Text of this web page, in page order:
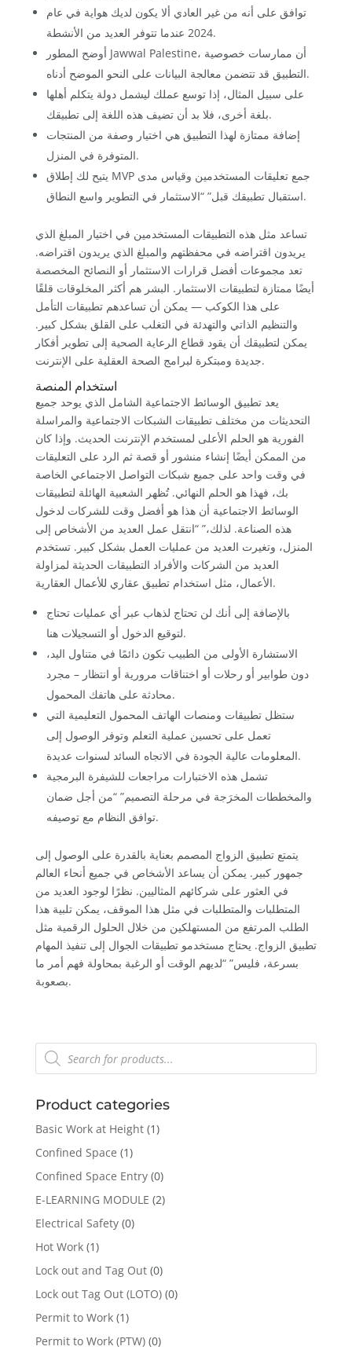
توافق على أنه من غير العادي ألا يكون لديك هواية في عام
2024 عندما تتوفر العديد من الأنشطة.
أوضح المطور Jawwal Palestine، أن ممارسات خصوصية
التطبيق قد تتضمن معالجة البيانات على النحو الموضح أدناه.
على سبيل المثال، إذا توسع عملك ليشمل دولة يتكلم أهلها
بلغة أخرى، فلا بد أن تضيف هذه اللغة إلى تطبيقك.
إضافة ممتازة لهذا التطبيق هي اختيار وصفة من المنتجات
المتوفرة في المنزل.
يتيح لك إطلاق MVP جمع تعليقات المستخدمين وقياس مدى
استقبال تطبيقك قبل” “الاستثمار في التطوير واسع النطاق.
تساعد مثل هذه التطبيقات المستخدمين في اختيار المبلغ الذي
يريدون اقتراضه في محفظتهم والمبلغ الذي يريدون اقتراضه.
تعد مجموعات أفضل قرارات الاستثمار أو النصائح المخصصة
أيضًا ممتازة لتطبيقات الاستثمار. البشر هم أكثر المخلوقات قلقًا
على هذا الكوكب — يمكن أن تساعدهم تطبيقات التأمل
والتنظيم الذاتي والتهدئة في التغلب على القلق بشكل كبير.
يمكن لتطبيقك أن يقود قطاع الرعاية الصحية إلى تطوير أفكار
جديدة ومبتكرة لبرامج الصحة العقلية على الإنترنت.
استخدام المنصة
يعد تطبيق الوسائط الاجتماعية الشامل الذي يوحد جميع
التحديثات من مختلف تطبيقات الشبكات الاجتماعية والمراسلة
الفورية هو الحلم الأعلى لمستخدم الإنترنت الحديث. وإذا كان
من الممكن أيضًا إنشاء منشور أو قصة ثم الرد على التعليقات
في وقت واحد على جميع شبكات التواصل الاجتماعي الخاصة
بك، فهذا هو الحلم النهائي. تُظهر الشعبية الهائلة لتطبيقات
الوسائط الاجتماعية أن هذا هو أفضل وقت للشركات لدخول
هذه الصناعة. لذلك،” “انتقل عمل العديد من الأشخاص إلى
المنزل، وتغيرت العديد من عمليات العمل بشكل كبير. تستخدم
العديد من الشركات والأفراد التطبيقات الحديثة لمزاولة
الأعمال، مثل استخدام تطبيق عقاري للأعمال العقارية.
بالإضافة إلى أنك لن تحتاج لذهاب عبر أي عمليات تحتاج
لتوقيع الدخول أو التسجيلات هنا.
الاستشارة الأولى من الطبيب تكون دائمًا في متناول اليد،
دون طوابير أو رحلات أو اختناقات مرورية أو انتظار – مجرد
محادثة على هاتفك المحمول.
ستظل تطبيقات ومنصات الهاتف المحمول التعليمية التي
تعمل على تحسين عملية التعلم وتوفر الوصول إلى
المعلومات عالية الجودة في الاتجاه السائد لسنوات عديدة.
تشمل هذه الاختبارات مراجعات للشيفرة البرمجية
والمخططات المخرَجة في مرحلة التصميم” “من أجل ضمان
توافق النظام مع توصيفه.
يتمتع تطبيق الزواج المصمم بعناية بالقدرة على الوصول إلى
جمهور كبير. يمكن أن يساعد الأشخاص في جميع أنحاء العالم
في العثور على شركائهم المثاليين. نظرًا لوجود العديد من
المتطلبات والمتطلبات في مثل هذا الموقف، يمكن تلبية هذا
الطلب المرتفع من المستهلكين من خلال الحلول الرقمية مثل
تطبيق الزواج. يحتاج مستخدمو تطبيقات الجوال إلى تنفيذ المهام
بسرعة، فليس” “لديهم الوقت أو الرغبة بمحاولة فهم أمر ما
بصعوبة.
Products
search
Product categories
Basic Work at Height (1)
Confined Space (1)
Confined Space Entry (0)
E-LEARNING MODULE (2)
Electrical Safety (0)
Hot Work (1)
Lock out and Tag Out (0)
Lock out Tag Out (LOTO) (0)
Permit to Work (1)
Permit to Work (PTW) (0)